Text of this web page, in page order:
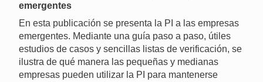
emergentes
En esta publicación se presenta la PI a las empresas
emergentes. Mediante una guía paso a paso, útiles
estudios de casos y sencillas listas de verificación, se
ilustra de qué manera las pequeñas y medianas
empresas pueden utilizar la PI para mantenerse